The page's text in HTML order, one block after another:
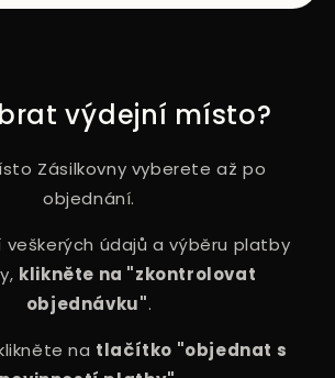
výdejní místo?
Zásilkovny vyberete až po
objednání.
veškerých údajů a výběru platby
klikněte na "zkontrolovat
objednávku".
na tlačítko "objednat s